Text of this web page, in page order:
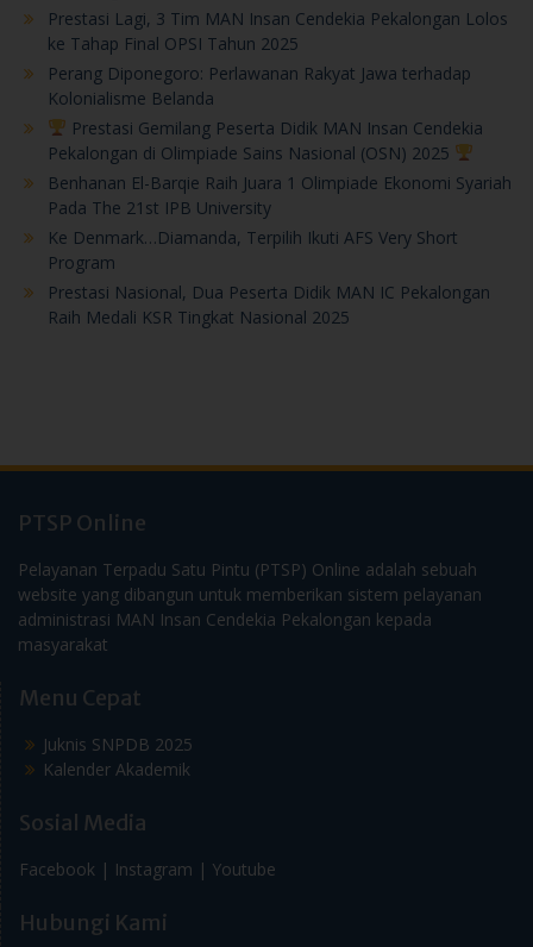
Prestasi Lagi, 3 Tim MAN Insan Cendekia Pekalongan Lolos
ke Tahap Final OPSI Tahun 2025
Perang Diponegoro: Perlawanan Rakyat Jawa terhadap
Kolonialisme Belanda
Prestasi Gemilang Peserta Didik MAN Insan Cendekia
Pekalongan di Olimpiade Sains Nasional (OSN) 2025
Benhanan El-Barqie Raih Juara 1 Olimpiade Ekonomi Syariah
Pada The 21st IPB University
Ke Denmark…Diamanda, Terpilih Ikuti AFS Very Short
Program
Prestasi Nasional, Dua Peserta Didik MAN IC Pekalongan
Raih Medali KSR Tingkat Nasional 2025
PTSP Online
Pelayanan Terpadu Satu Pintu (PTSP) Online adalah sebuah
website yang dibangun untuk memberikan sistem pelayanan
administrasi MAN Insan Cendekia Pekalongan kepada
masyarakat
Menu Cepat
Juknis SNPDB 2025
Kalender Akademik
Sosial Media
Facebook | Instagram | Youtube
Hubungi Kami